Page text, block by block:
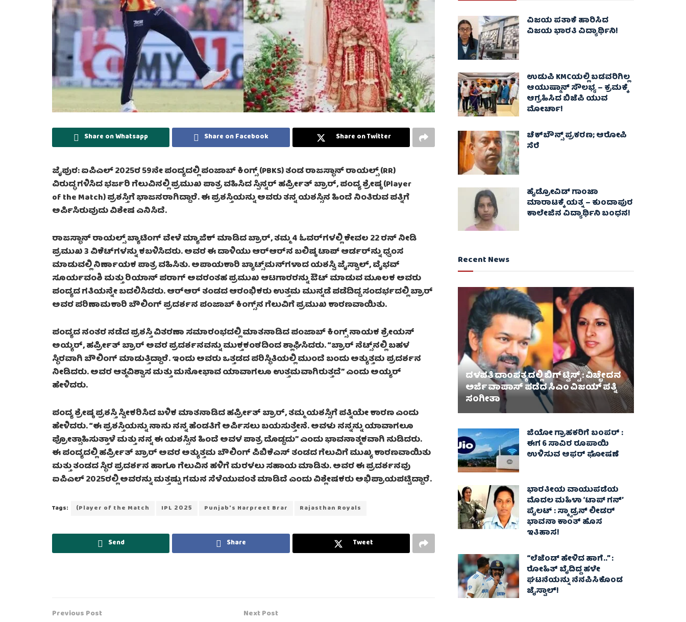
Share on Whatsapp Share on Facebook Share on Twitter
ಜೈಪುರ: ಐಪಿಎಲ್ 2025ರ 59ನೇ ಪಂದ್ಯದಲ್ಲಿ ಪಂಜಾಬ್ ಕಿಂಗ್ಸ್ (PBKS) ತಂಡ ರಾಜಸ್ಥಾನ್ ರಾಯಲ್ಸ್ (RR)
ವಿರುದ್ಧ ಗಳಿಸಿದ ಭರ್ಜರಿ ಗೆಲುವಿನಲ್ಲಿ ಪ್ರಮುಖ ಪಾತ್ರ ವಹಿಸಿದ ಸ್ಪಿನ್ನರ್ ಹರ್ಪ್ರೀತ್ ಬ್ರಾರ್, ಪಂದ್ಯ ಶ್ರೇಷ್ಠ (Player
of the Match) ಪ್ರಶಸ್ತಿಗೆ ಭಾಜನರಾಗಿದ್ದಾರೆ. ಈ ಪ್ರಶಸ್ತಿಯನ್ನು ಅವರು ತನ್ನ ಯಶಸ್ಸಿನ ಹಿಂದೆ ನಿಂತಿರುವ ಪತ್ನಿಗೆ
ಅರ್ಪಿಸಿರುವುದು ವಿಶೇಷ ಎನಿಸಿದೆ.
ರಾಜಸ್ಥಾನ್ ರಾಯಲ್ಸ್ ಬ್ಯಾಟಿಂಗ್ ವೇಳೆ ಮ್ಯಾಜಿಕ್ ಮಾಡಿದ ಬ್ರಾರ್, ತಮ್ಮ 4 ಓವರ್‌ಗಳಲ್ಲಿ ಕೇವಲ 22 ರನ್ ನೀಡಿ
ಪ್ರಮುಖ 3 ವಿಕೆಟ್‌ಗಳನ್ನು ಕಬಳಿಸಿದರು. ಅವರ ಈ ದಾಳಿಯು ಆರ್​ಆರ್​​ನ ಬಲಿಷ್ಠ ಟಾಪ್ ಆರ್ಡರ್‌ನ್ನು ಧ್ವಂಸ
ಮಾಡುವಲ್ಲಿ ನಿರ್ಣಾಯಕ ಪಾತ್ರ ವಹಿಸಿತು. ಅಪಾಯಕಾರಿ ಬ್ಯಾಟ್ಸ್‌ಮನ್‌ಗಳಾದ ಯಶಸ್ವಿ ಜೈಸ್ವಾಲ್, ವೈಭವ್
ಸೂರ್ಯವಂಶಿ ಮತ್ತು ರಿಯಾನ್ ಪರಾಗ್ ಅವರಂತಹ ಪ್ರಮುಖ ಆಟಗಾರರನ್ನು ಔಟ್ ಮಾಡುವ ಮೂಲಕ ಅವರು
ಪಂದ್ಯದ ಗತಿಯನ್ನೇ ಬದಲಿಸಿದರು. ಆರ್​ಆರ್​​ ತಂಡದ ಆರಂಭಿಕರು ಉತ್ತಮ ಮುನ್ನಡೆ ಪಡೆದಿದ್ದ ಸಂದರ್ಭದಲ್ಲಿ ಬ್ರಾರ್
ಅವರ ಪರಿಣಾಮಕಾರಿ ಬೌಲಿಂಗ್ ಪ್ರದರ್ಶನ ಪಂಜಾಬ್ ಕಿಂಗ್ಸ್‌ನ ಗೆಲುವಿಗೆ ಪ್ರಮುಖ ಕಾರಣವಾಯಿತು.
ಪಂದ್ಯದ ನಂತರ ನಡೆದ ಪ್ರಶಸ್ತಿ ವಿತರಣಾ ಸಮಾರಂಭದಲ್ಲಿ ಮಾತನಾಡಿದ ಪಂಜಾಬ್ ಕಿಂಗ್ಸ್ ನಾಯಕ ಶ್ರೇಯಸ್
ಅಯ್ಯರ್​, ಹರ್ಪ್ರೀತ್ ಬ್ರಾರ್ ಅವರ ಪ್ರದರ್ಶನವನ್ನು ಮುಕ್ತಕಂಠದಿಂದ ಶ್ಲಾಘಿಸಿದರು. “ಬ್ರಾರ್ ನೆಟ್ಸ್‌ನಲ್ಲಿ ಬಹಳ
ಸ್ಥಿರವಾಗಿ ಬೌಲಿಂಗ್ ಮಾಡುತ್ತಿದ್ದಾರೆ. ಇಂದು ಅವರು ಒತ್ತಡದ ಪರಿಸ್ಥಿತಿಯಲ್ಲಿ ಮುಂದೆ ಬಂದು ಅತ್ಯುತ್ತಮ ಪ್ರದರ್ಶನ
ನೀಡಿದರು. ಅವರ ಆತ್ಮವಿಶ್ವಾಸ ಮತ್ತು ಮನೋಭಾವ ಯಾವಾಗಲೂ ಉತ್ತಮವಾಗಿರುತ್ತದೆ” ಎಂದು ಅಯ್ಯರ್​
ಹೇಳಿದರು.
ಪಂದ್ಯ ಶ್ರೇಷ್ಠ ಪ್ರಶಸ್ತಿ ಸ್ವೀಕರಿಸಿದ ಬಳಿಕ ಮಾತನಾಡಿದ ಹರ್ಪ್ರೀತ್ ಬ್ರಾರ್, ತಮ್ಮ ಯಶಸ್ಸಿಗೆ ಪತ್ನಿಯೇ ಕಾರಣ ಎಂದು
ಹೇಳಿದರು. “ಈ ಪ್ರಶಸ್ತಿಯನ್ನು ನಾನು ನನ್ನ ಹೆಂಡತಿಗೆ ಅರ್ಪಿಸಲು ಬಯಸುತ್ತೇನೆ. ಅವಳು ನನ್ನನ್ನು ಯಾವಾಗಲೂ
ಪ್ರೋತ್ಸಾಹಿಸುತ್ತಾಳೆ ಮತ್ತು ನನ್ನ ಈ ಯಶಸ್ಸಿನ ಹಿಂದೆ ಅವಳ ಪಾತ್ರ ದೊಡ್ಡದು” ಎಂದು ಭಾವನಾತ್ಮಕವಾಗಿ ನುಡಿದರು.
ಈ ಪಂದ್ಯದಲ್ಲಿ ಹರ್ಪ್ರೀತ್ ಬ್ರಾರ್ ಅವರ ಅತ್ಯುತ್ತಮ ಬೌಲಿಂಗ್ ಪಿಬಿಕೆಎಸ್​ ತಂಡದ ಗೆಲುವಿಗೆ ಮುಖ್ಯ ಕಾರಣವಾಯಿತು
ಮತ್ತು ತಂಡದ ಸ್ಥಿರ ಪ್ರದರ್ಶನ ಹಾಗೂ ಗೆಲುವಿನ ಹಳಿಗೆ ಮರಳಲು ಸಹಾಯ ಮಾಡಿತು. ಅವರ ಈ ಪ್ರದರ್ಶನವು
ಐಪಿಎಲ್ 2025ರಲ್ಲಿ ಅವರನ್ನು ಮತ್ತಷ್ಟು ಗಮನ ಸೆಳೆಯುವಂತೆ ಮಾಡಿದೆ ಎಂದು ವಿಶ್ಲೇಷಕರು ಅಭಿಪ್ರಾಯಪಟ್ಟಿದ್ದಾರೆ.
Tags: (Player of the Match IPL 2025 Punjab's Harpreet Brar Rajasthan Royals
Send Share Tweet
Previous Post Next Post
ವಿಜಯ ಪತಾಕೆ ಹಾರಿಸಿದ
ವಿಜಯ ಭಾರತಿ ವಿದ್ಯಾರ್ಥಿನಿ!
ಉಡುಪಿ KMCಯಲ್ಲಿ ಬಡವರಿಗಿಲ್ಲ
ಆಯುಷ್ಮಾನ್ ಸೌಲಭ್ಯ – ಕ್ರಮಕ್ಕೆ
ಆಗ್ರಹಿಸಿದ ಬಿಜೆಪಿ ಯುವ
ಮೋರ್ಚಾ!
ಚೆಕ್​ಬೌನ್ಸ್​ ಪ್ರಕರಣ; ಆರೋಪಿ
ಸೆರೆ
ಹೈಡ್ರೋವಿಡ್ ಗಾಂಜಾ
ಮಾರಾಟಕ್ಕೆ ಯತ್ನ – ಕುಂದಾಪುರ
ಕಾಲೇಜಿನ ವಿದ್ಯಾರ್ಥಿನಿ ಬಂಧನ!
Recent News
ದಳಪತಿ ದಾಂಪತ್ಯದಲ್ಲಿ ಬಿಗ್ ಟ್ವಿಸ್ಟ್ : ವಿಚ್ಛೇದನ
ಅರ್ಜಿ ವಾಪಾಸ್‌ ಪಡೆದ ಸಿಎಂ ವಿಜಯ್ ಪತ್ನಿ
ಸಂಗೀತಾ‌
ಜಿಯೋ ಗ್ರಾಹಕರಿಗೆ ಬಂಪರ್ :
ಈಗ 6 ಸಾವಿರ ರೂಪಾಯಿ
ಉಳಿಸುವ ಆಫರ್ ಘೋಷಣೆ
ಭಾರತೀಯ ವಾಯುಪಡೆಯ
ಮೊದಲ ಮಹಿಳಾ ‘ಟಾಪ್ ಗನ್’
ಪೈಲಟ್ : ಸ್ಕ್ವಾಡ್ರನ್ ಲೀಡರ್
ಭಾವನಾ ಕಾಂತ್ ಹೊಸ
ಇತಿಹಾಸ!
“ಲೆಜೆಂಡ್ ಹೇಳಿದ ಹಾಗೆ..” :
ರೋಹಿತ್ ಬೈದಿದ್ದ ಹಳೇ
ಘಟನೆಯನ್ನು ನೆನಪಿಸಿಕೊಂಡ
ಜೈಸ್ವಾಲ್!